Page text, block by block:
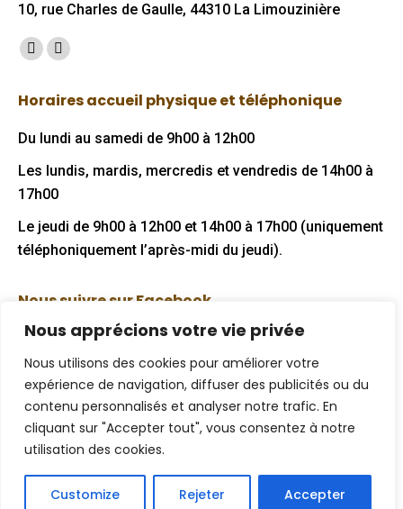
Nous apprécions votre vie privée
Nous utilisons des cookies pour améliorer votre
expérience de navigation, diffuser des publicités ou du
contenu personnalisés et analyser notre trafic. En
cliquant sur "Accepter tout", vous consentez à notre
utilisation des cookies.
Customize Rejeter Accepter
10, rue Charles de Gaulle, 44310 La Limouzinière
Trouvez nous sur :
Facebook
opens
in
window
Mail
opens
in
window
Horaires accueil physique et téléphonique
Du lundi au samedi de 9h00 à 12h00
Les lundis, mardis, mercredis et vendredis de 14h00 à
17h00
Le jeudi de 9h00 à 12h00 et 14h00 à 17h00 (uniquement
téléphoniquement l’après-midi du jeudi).
Nous suivre sur Facebook
Mentions légales
Politique de confidentialité
Plan de site